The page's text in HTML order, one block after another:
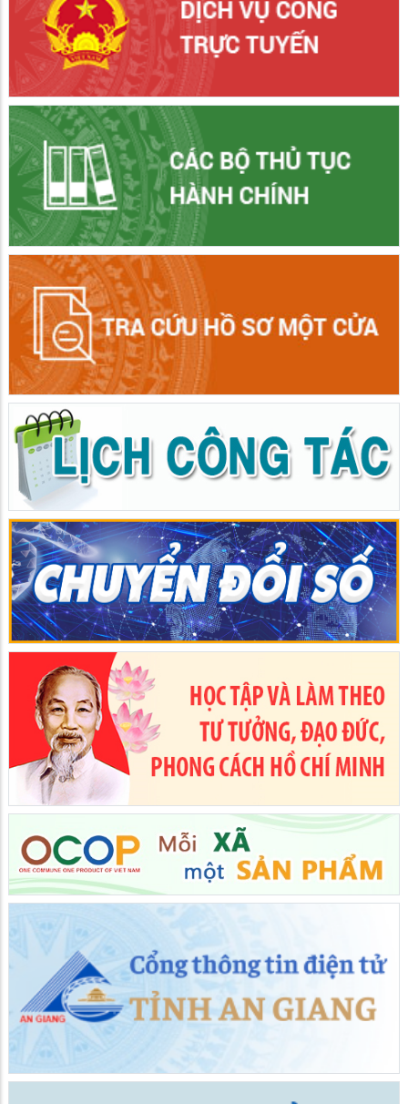
Triển khai thực hiện Nghị định số 129/2026/NĐ-CP ngày
06/4/2026 của Chính phủ quy định về quản lý, sử dụng ngân
sách nhà nước đối với một số hoạt động đối ngoại
30/07/2026
Quy định số 208-QĐ/TW – Nền tảng quan trọng để xây dựng
Đảng bộ Ban Quản lý Khu kinh tế tỉnh An Giang trong sạch,
vững mạnh, đáp ứng yêu cầu phát triển trong giai đoạn mới
30/07/2026
An Giang phê duyệt vị trí việc làm và tỷ lệ công chức bố trí
theo vị trí việc làm của Ban Quản lý Khu kinh tế tỉnh
30/07/2026